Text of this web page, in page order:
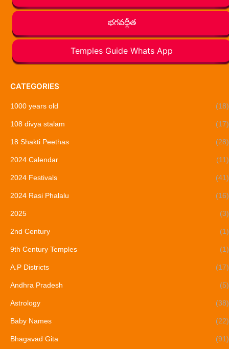
భగవద్గీత
Temples Guide Whats App
CATEGORIES
1000 years old (18)
108 divya stalam (17)
18 Shakti Peethas (28)
2024 Calendar (11)
2024 Festivals (41)
2024 Rasi Phalalu (16)
2025 (3)
2nd Century (1)
9th Century Temples (1)
A.P Districts (17)
Andhra Pradesh (5)
Astrology (38)
Baby Names (22)
Bhagavad Gita (91)